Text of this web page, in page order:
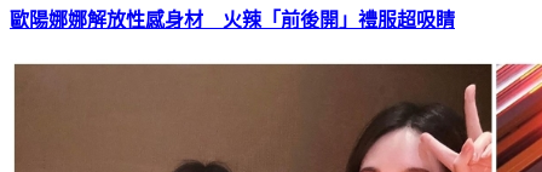
歐陽娜娜解放性感身材 火辣「前後開」禮服超吸睛